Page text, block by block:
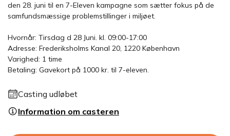
den 28. juni til en 7-Eleven kampagne som sætter fokus på de
samfundsmæssige problemstillinger i miljøet.
Hvornår: Tirsdag d 28 Juni. kl. 09:00-17:00
Adresse: Frederiksholms Kanal 20, 1220 København
Varighed: 1 time
Betaling: Gavekort på 1000 kr. til 7-eleven.
Casting udløbet
Information om casteren